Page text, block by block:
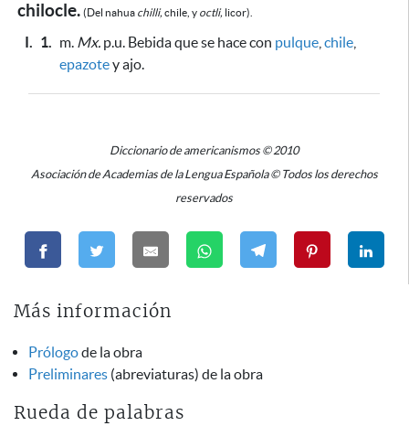
chilocle. (Del nahua chilli, chile, y octli, licor).
I. 1. m. Mx. p.u. Bebida que se hace con pulque chile
epazotey ajo.
Diccionario de americanismos © 2010
Asociación de Academias de la Lengua Española © Todos los derechos
reservados
Más información
Prólogode la obra
Preliminares (abreviaturas) de la obra
Rueda de palabras